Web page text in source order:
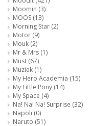
Moomin (3)
MOOS (13)
Morning Star (2)
Motor (9)
Mouk (2)
Mr & Mrs (1)
Must (67)
Muziek (1)
My Hero Academia (15)
My Little Pony (14)
My Space (4)
Na! Na! Na! Surprise (32)
Napoli (0)
Naruto (51)